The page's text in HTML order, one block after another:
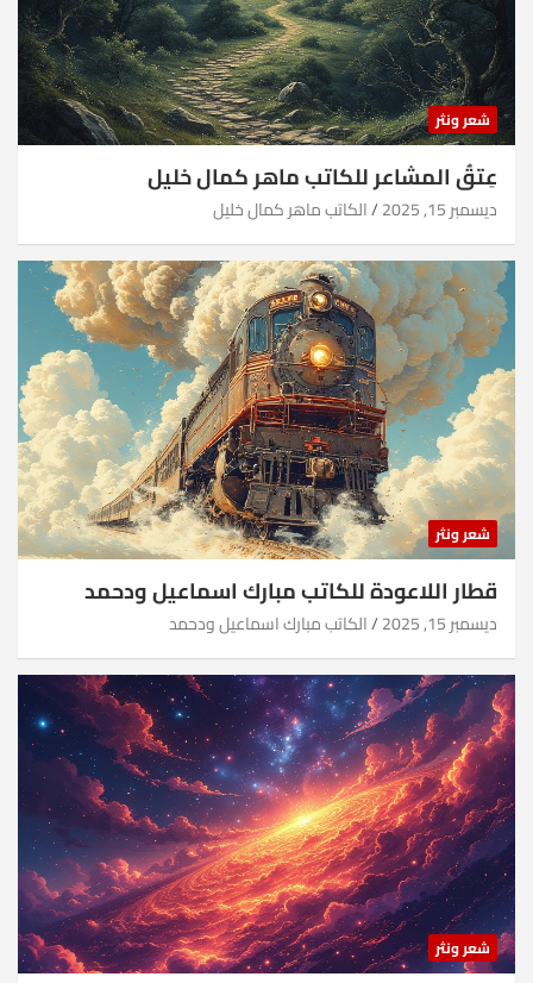
شعر ونثر
عِتقُ المشاعر للكاتب ماهر كمال خليل
ديسمبر 15, 2025 الكاتب ماهر كمال خليل
شعر ونثر
قطار اللاعودة للكاتب مبارك اسماعيل ودحمد
ديسمبر 15, 2025 الكاتب مبارك اسماعيل ودحمد
شعر ونثر